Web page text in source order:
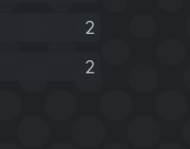
2
2